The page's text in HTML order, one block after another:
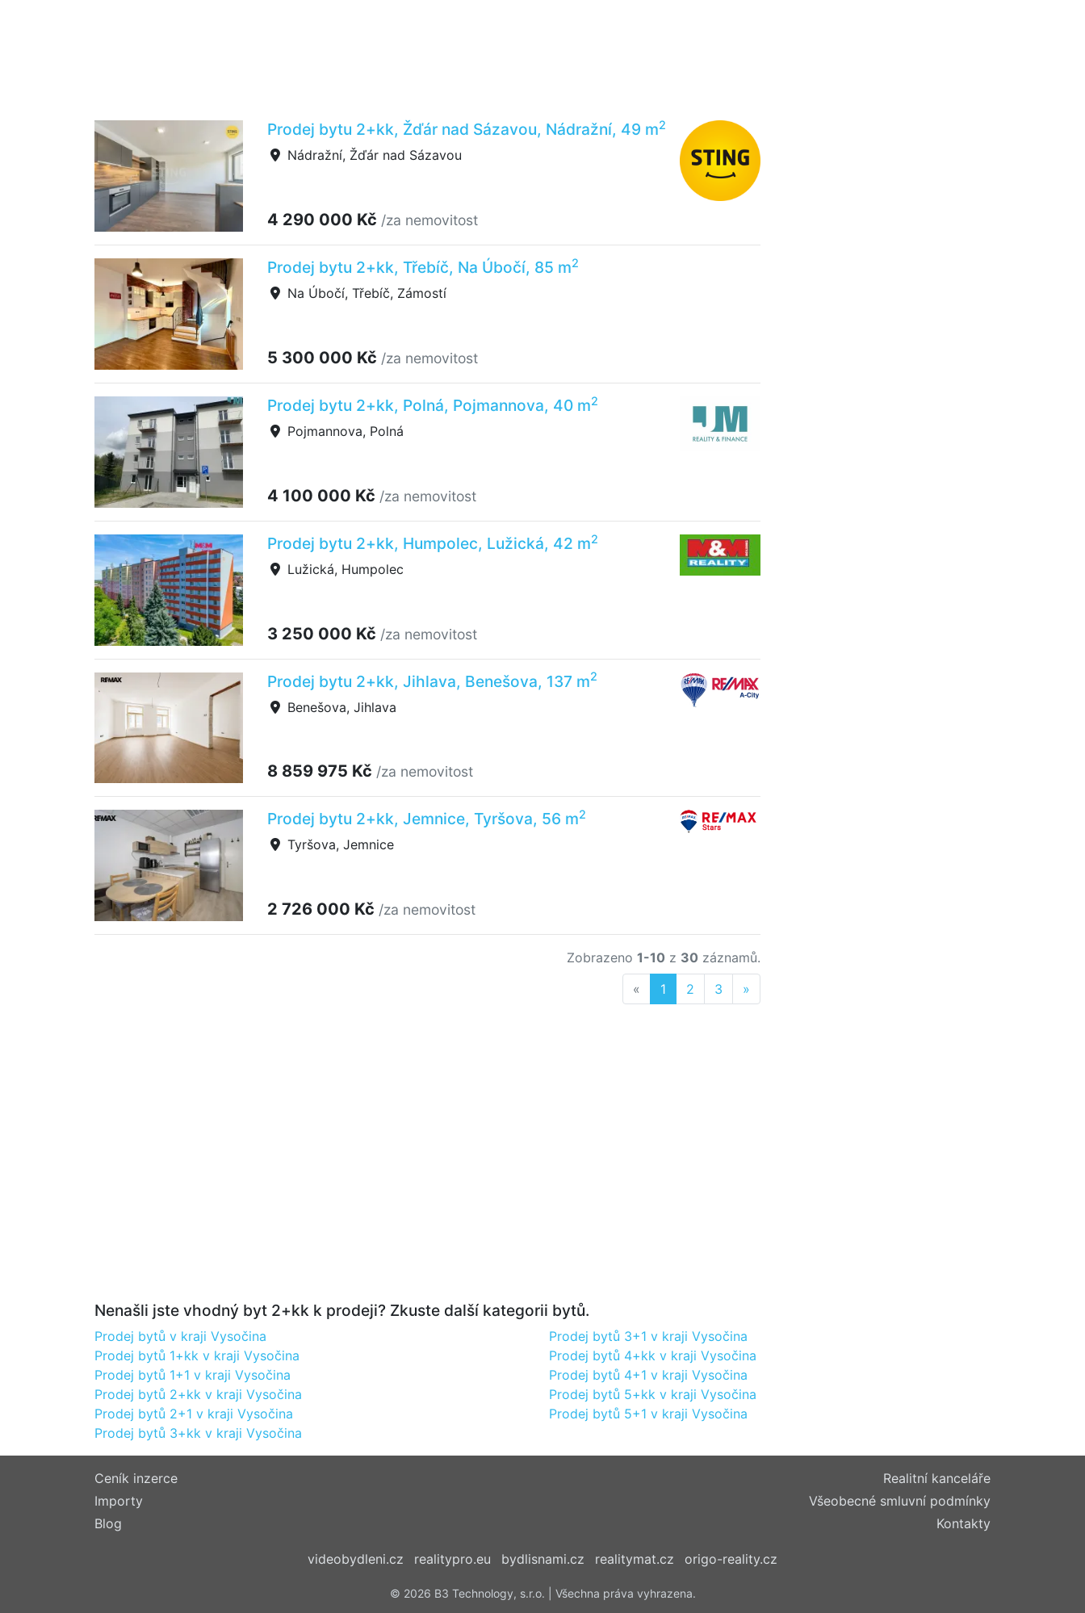
Prodej bytu 2+kk, Žďár nad Sázavou, Nádražní, 49 m2
Nádražní, Žďár nad Sázavou
4 290 000 Kč /za nemovitost
Prodej bytu 2+kk, Třebíč, Na Úbočí, 85 m2
Na Úbočí, Třebíč, Zámostí
5 300 000 Kč /za nemovitost
Prodej bytu 2+kk, Polná, Pojmannova, 40 m2
Pojmannova, Polná
4 100 000 Kč /za nemovitost
Prodej bytu 2+kk, Humpolec, Lužická, 42 m2
Lužická, Humpolec
3 250 000 Kč /za nemovitost
Prodej bytu 2+kk, Jihlava, Benešova, 137 m2
Benešova, Jihlava
8 859 975 Kč /za nemovitost
Prodej bytu 2+kk, Jemnice, Tyršova, 56 m2
Tyršova, Jemnice
2 726 000 Kč /za nemovitost
Zobrazeno 1-10 z 30 záznamů.
« Previous
1 2 3 »
Nenašli jste vhodný byt 2+kk k prodeji? Zkuste další kategorii bytů.
Prodej bytů v kraji Vysočina
Prodej bytů 1+kk v kraji Vysočina
Prodej bytů 1+1 v kraji Vysočina
Prodej bytů 2+kk v kraji Vysočina
Prodej bytů 2+1 v kraji Vysočina
Prodej bytů 3+kk v kraji Vysočina
Prodej bytů 3+1 v kraji Vysočina
Prodej bytů 4+kk v kraji Vysočina
Prodej bytů 4+1 v kraji Vysočina
Prodej bytů 5+kk v kraji Vysočina
Prodej bytů 5+1 v kraji Vysočina
Ceník inzerce
Importy
Blog
Realitní kanceláře
Všeobecné smluvní podmínky
Kontakty
videobydleni.cz realitypro.eu bydlisnami.cz realitymat.cz origo-reality.cz
© 2026 B3 Technology, s.r.o. | Všechna práva vyhrazena.